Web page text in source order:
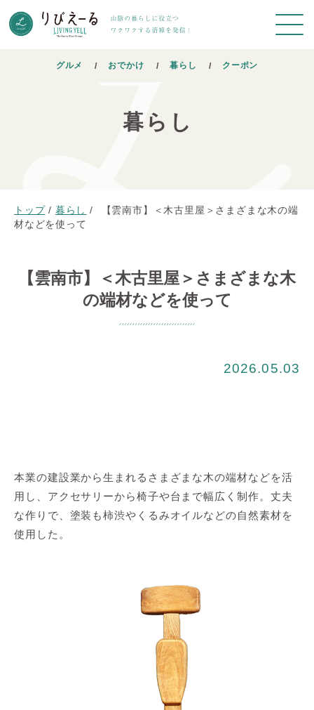
グルメ おでかけ 暮らし クーポン
暮らし
トップ / 暮らし /
【雲南市】＜木古里屋＞さまざまな木の端
材などを使って
【雲南市】＜木古里屋＞さまざまな木
の端材などを使って
2026.05.03
本業の建設業から生まれるさまざまな木の端材などを活
用し、アクセサリーから椅子や台まで幅広く制作。丈夫
な作りで、塗装も柿渋やくるみオイルなどの自然素材を
使用した。